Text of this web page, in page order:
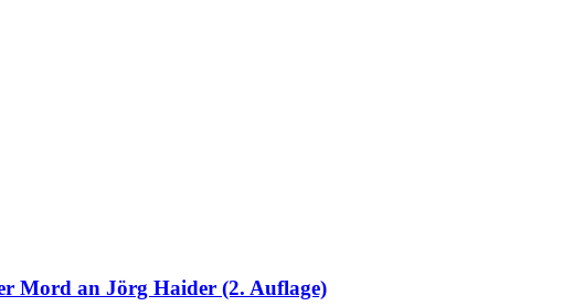
Mord an Jörg Haider (2. Auflage)